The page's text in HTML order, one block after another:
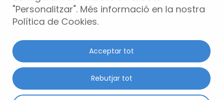
HOTEL SANT JORDI
"Personalitzar". Més informació en la nostra
Política de Cookies.
Rebutjar tot
Acceptar tot